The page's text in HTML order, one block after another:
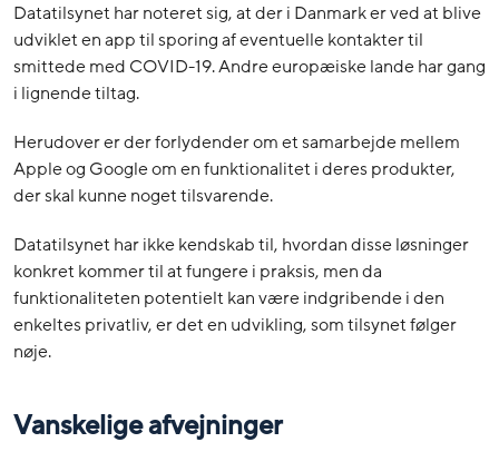
Datatilsynet har noteret sig, at der i Danmark er ved at blive
udviklet en app til sporing af eventuelle kontakter til
smittede med COVID-19. Andre europæiske lande har gang
i lignende tiltag.
Herudover er der forlydender om et samarbejde mellem
Apple og Google om en funktionalitet i deres produkter,
der skal kunne noget tilsvarende.
Datatilsynet har ikke kendskab til, hvordan disse løsninger
konkret kommer til at fungere i praksis, men da
funktionaliteten potentielt kan være indgribende i den
enkeltes privatliv, er det en udvikling, som tilsynet følger
nøje.
Vanskelige afvejninger